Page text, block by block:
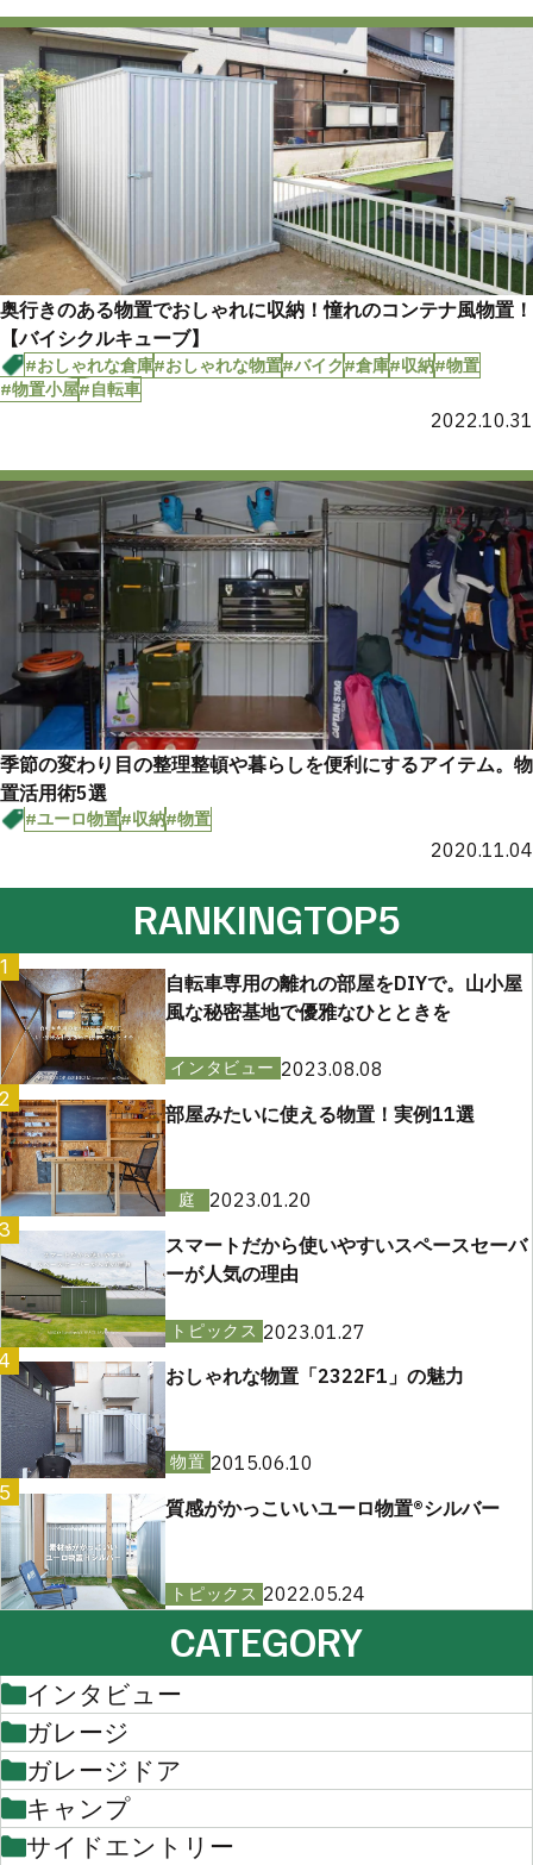
奥行きのある物置でおしゃれに収納！憧れのコンテナ風物置！
【バイシクルキューブ】
#おしゃれな倉庫#おしゃれな物置#バイク#倉庫#収納#物置
#物置小屋#自転車
2022.10.31
季節の変わり目の整理整頓や暮らしを便利にするアイテム。物
置活用術5選
#ユーロ物置#収納#物置
2020.11.04
RANKINGTOP5
1
自転車専用の離れの部屋をDIYで。山小屋
風な秘密基地で優雅なひとときを
インタビュー 2023.08.08
2
部屋みたいに使える物置！実例11選
庭
2023.01.20
スマートだから使いやすいスペースセーバ
ーが人気の理由
トピックス 2023.01.27
おしゃれな物置「2322F1」の魅力
物置 2015.06.10
質感がかっこいいユーロ物置®︎シルバー
トピックス 2022.05.24
CATEGORY
インタビュー
ガレージ
ガレージドア
キャンプ
サイドエントリー